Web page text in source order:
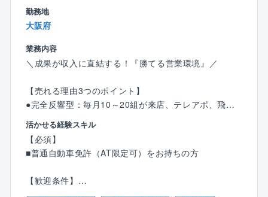
ております。
■要因といたしましては、主要なお客様は日本トップメ
とが出来ます。
える空間を共に創っていきます。
【案件について】
■研究施設（実験室）はもちろん、オフィス、カフェ、
ショールームなど様々な機能を有する複合イノベーシ
※近年、実験室は有さないイノベーション施設を持たれ
る企業が増えています。
＜エリア＞全国各地
＜工期＞約3～4年のものが多くなっています。
＜規模＞改装であれば数百平米規模、施設の設計だと
【入社後の流れ】
勤務地
大阪府
業務内容
＼成果が収入に直結する！『勝てる営業環境』／
【売れる理由3つのポイント】
●完全反響型：毎月10～20組が来店、テレアポ、飛び
込みは一切不要。
●成約率5～7割：購買意欲の高い前向きなお客様だけが
商談相手。ムダな商談を削り、決定率を最大化できま
す。
格”住宅。競合他社との比較検討において、常に優位性
活かせる経験スキル
【必須】
■普通自動車免許（AT限定可）をお持ちの方
【歓迎条件】
■営業の経験